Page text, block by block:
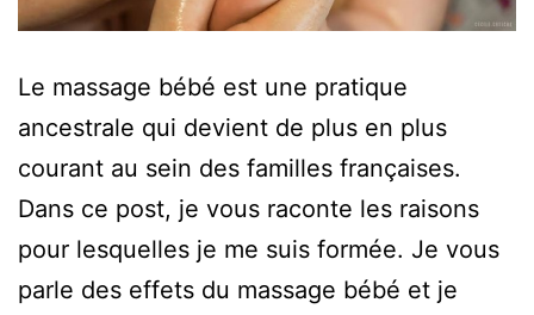
Le massage bébé est une pratique
ancestrale qui devient de plus en plus
courant au sein des familles françaises.
Dans ce post, je vous raconte les raisons
pour lesquelles je me suis formée. Je vous
parle des effets du massage bébé et je